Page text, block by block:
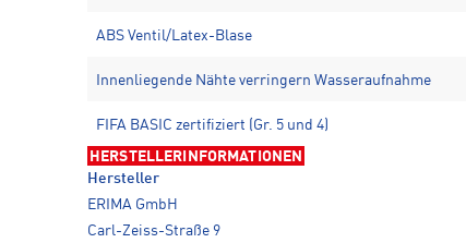
ABS Ventil/Latex-Blase
Innenliegende Nähte verringern Wasseraufnahme
FIFA BASIC zertifiziert (Gr. 5 und 4)
HERSTELLERINFORMATIONEN
Hersteller
ERIMA GmbH
Carl-Zeiss-Straße 9